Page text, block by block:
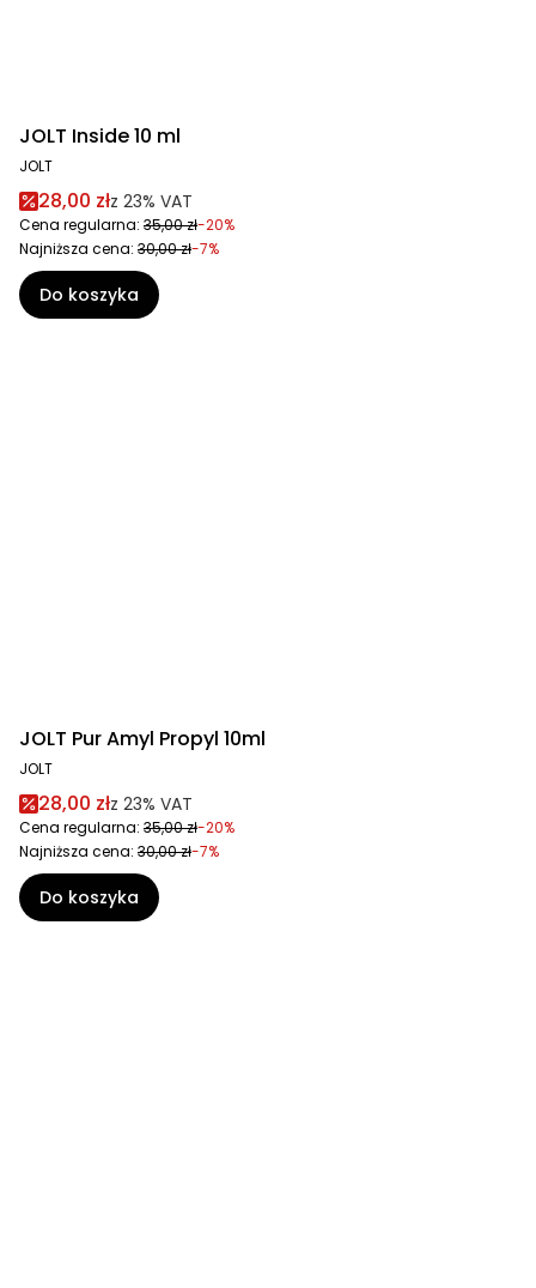
JOLT Inside 10 ml
JOLT
28,00 złz 23% VAT
Cena regularna: 35,00 zł-20%
Najniższa cena: 30,00 zł-7%
Do koszyka
JOLT Pur Amyl Propyl 10ml
JOLT
28,00 złz 23% VAT
Cena regularna: 35,00 zł-20%
Najniższa cena: 30,00 zł-7%
Do koszyka